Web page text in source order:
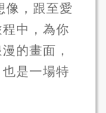
像，跟至愛
中，為你
的畫面，
是一場特